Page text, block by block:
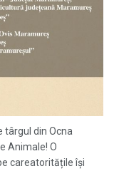
târgul din Ocna
Animale! O
careatoritățile își